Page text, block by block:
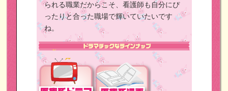
られる職業だからこそ、看護師も自分にぴ
ったりと合った職場で輝いていたいです
ね。